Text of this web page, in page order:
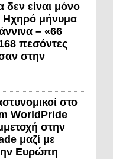
είναι μόνο
Ηχηρό μήνυμα
– «66
πεσόντες
στην
στο
WorldPride
στην
μαζί με
Ευρώπη